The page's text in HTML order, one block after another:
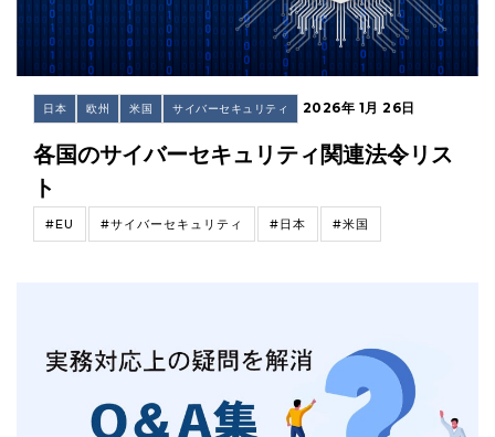
日本 欧州 米国 サイバーセキュリティ 2026年 1月 26日
各国のサイバーセキュリティ関連法令リス
ト
#EU #サイバーセキュリティ #日本 #米国